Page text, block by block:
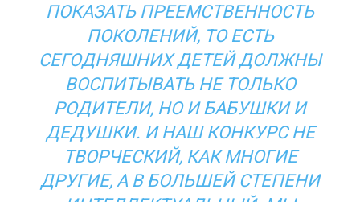
ПОКАЗАТЬ ПРЕЕМСТВЕННОСТЬ
ПОКОЛЕНИЙ, ТО ЕСТЬ
СЕГОДНЯШНИХ ДЕТЕЙ ДОЛЖНЫ
ВОСПИТЫВАТЬ НЕ ТОЛЬКО
РОДИТЕЛИ, НО И БАБУШКИ И
ДЕДУШКИ. И НАШ КОНКУРС НЕ
ТВОРЧЕСКИЙ, КАК МНОГИЕ
ДРУГИЕ, А В БОЛЬШЕЙ СТЕПЕНИ